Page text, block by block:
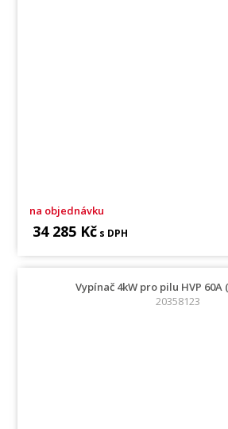
na objednávku
34 285 Kč s DPH
Vypínač 4kW pro pilu HVP 60A
20358123